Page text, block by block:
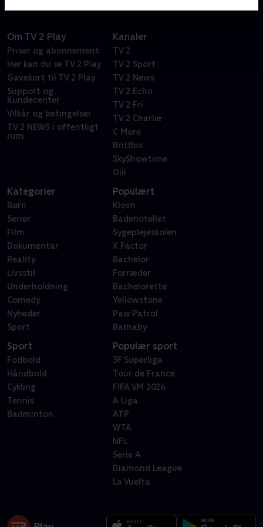
Om TV 2 Play
Priser og abonnement
Her kan du se TV 2 Play
Gavekort til TV 2 Play
Support og
Kundecenter
Vilkår og betingelser
TV 2 NEWS i offentligt
rum
Kanaler
TV 2
TV 2 Sport
TV 2 News
TV 2 Echo
TV 2 Fri
TV 2 Charlie
C More
BritBox
SkyShowtime
Oiii
Kategorier
Børn
Serier
Film
Dokumentar
Reality
Livsstil
Underholdning
Comedy
Nyheder
Sport
Populært
Klovn
Badehotellet
Sygeplejeskolen
X Factor
Bachelor
Forræder
Bachelorette
Yellowstone
Paw Patrol
Barnaby
Sport
Fodbold
Håndbold
Cykling
Tennis
Badminton
Populær sport
3F Superliga
Tour de France
FIFA VM 2026
A Liga
ATP
WTA
NFL
Serie A
Diamond League
La Vuelta